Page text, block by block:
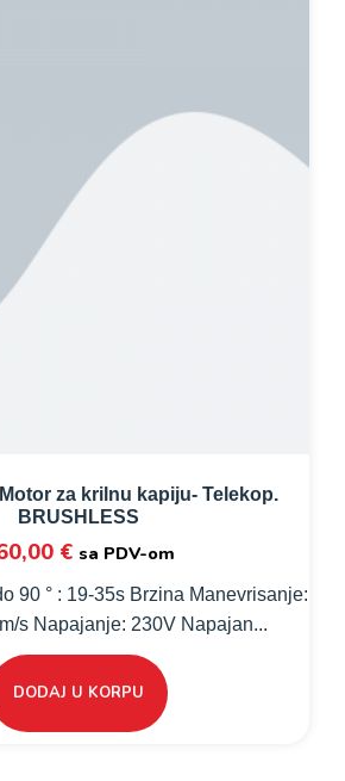
Motor za krilnu kapiju- Telekop.
BRUSHLESS
€ sa PDV-om
90 ° : 19-35s Brzina Manevrisanje:
s Napajanje: 230V Napajan...
DODAJ U KORPU